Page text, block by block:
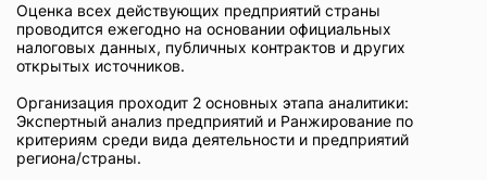
Оценка всех действующих предприятий страны
проводится ежегодно на основании официальных
налоговых данных, публичных контрактов и других
открытых источников.
Организация проходит 2 основных этапа аналитики:
Экспертный анализ предприятий и Ранжирование по
критериям среди вида деятельности и предприятий
региона/страны.